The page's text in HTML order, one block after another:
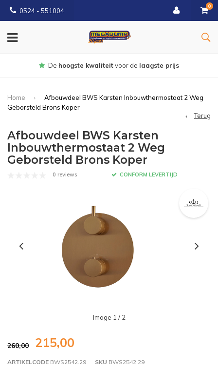
0524 - 551004
0
Gratisbezorgd vanaf €150
Home
Afbouwdeel BWS Karsten Inbouwthermostaat 2 Weg
Geborsteld Brons Koper
Terug
Afbouwdeel BWS Karsten
Inbouwthermostaat 2 Weg
Geborsteld Brons Koper
0 reviews CONFORM LEVERTIJD
Image 1 / 2
260,00 215,00
ARTIKELCODE BWS2542.29 SKU BWS2542.29